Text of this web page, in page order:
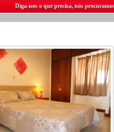
Diga-nos o que precisa, nós